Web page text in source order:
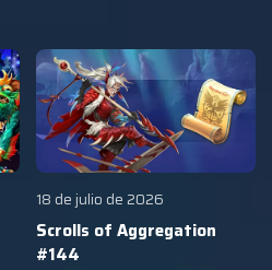
18 de julio de 2026
Scrolls of Aggregation
#144